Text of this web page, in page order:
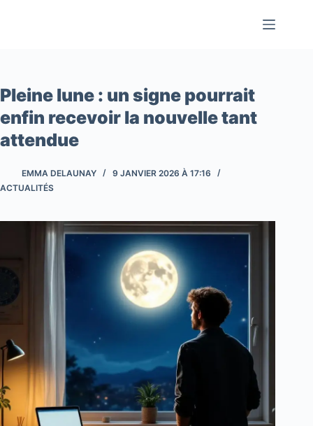
Pleine lune : un signe pourrait
enfin recevoir la nouvelle tant
attendue
EMMA DELAUNAY
9 JANVIER 2026 À 17:16
ACTUALITÉS